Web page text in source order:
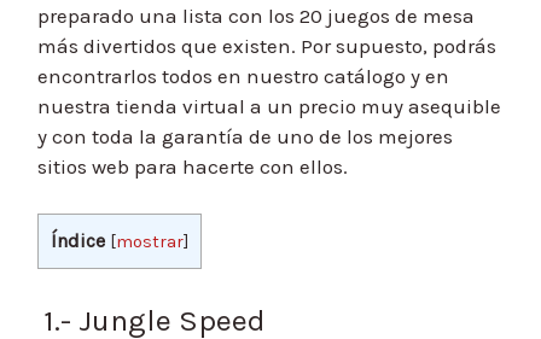
preparado una lista con los 20 juegos de mesa
más divertidos que existen. Por supuesto, podrás
encontrarlos todos en nuestro catálogo y en
nuestra tienda virtual a un precio muy asequible
y con toda la garantía de uno de los mejores
sitios web para hacerte con ellos.
Índice [mostrar]
1.- Jungle Speed